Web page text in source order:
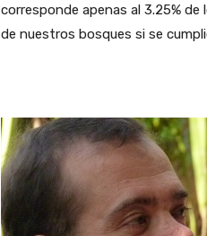
corresponde apenas al 3.25%
de nuestros bosques si se